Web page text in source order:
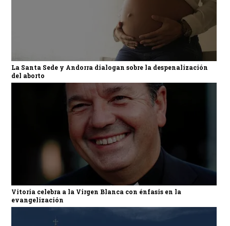
La Santa Sede y Andorra dialogan sobre la despenalización
del aborto
Vitoria celebra a la Virgen Blanca con énfasis en la
evangelización